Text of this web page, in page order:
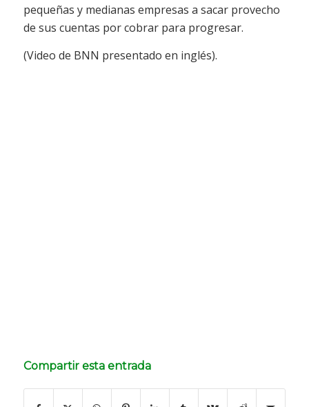
pequeñas y medianas empresas a sacar provecho
de sus cuentas por cobrar para progresar.
(Video de BNN presentado en inglés).
Compartir esta entrada